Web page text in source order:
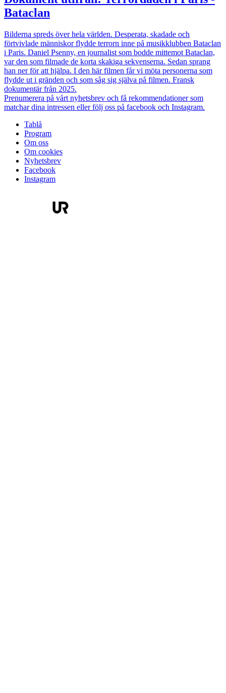
Bataclan
Bilderna spreds över hela världen. Desperata, skadade och
förtvivlade människor flydde terrorn inne på musikklubben Bataclan
i Paris. Daniel Psenny, en journalist som bodde mittemot Bataclan,
var den som filmade de korta skakiga sekvenserna. Sedan sprang
han ner för att hjälpa. I den här filmen får vi möta personerna som
flydde ut i gränden och som såg sig själva på filmen. Fransk
dokumentär från 2025.
Prenumerera på vårt nyhetsbrev och få rekommendationer som
matchar dina intressen eller följ oss på facebook och Instagram.
Tablå
Program
Om oss
Om cookies
Nyhetsbrev
Facebook
Instagram